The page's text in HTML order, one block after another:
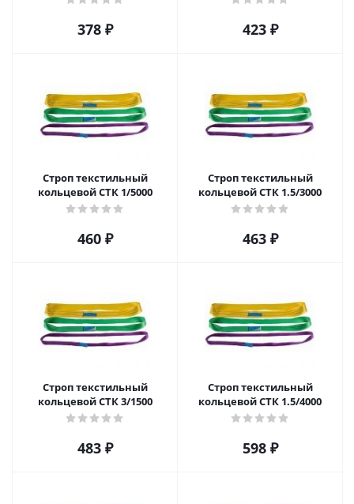
378₽ 423₽
Строп текстильный
кольцевой СТК 1/5000
460₽
Строп текстильный
кольцевой СТК 1.5/3000
463₽
Строп текстильный
кольцевой СТК 3/1500
483₽
Строп текстильный
кольцевой СТК 1.5/4000
598₽